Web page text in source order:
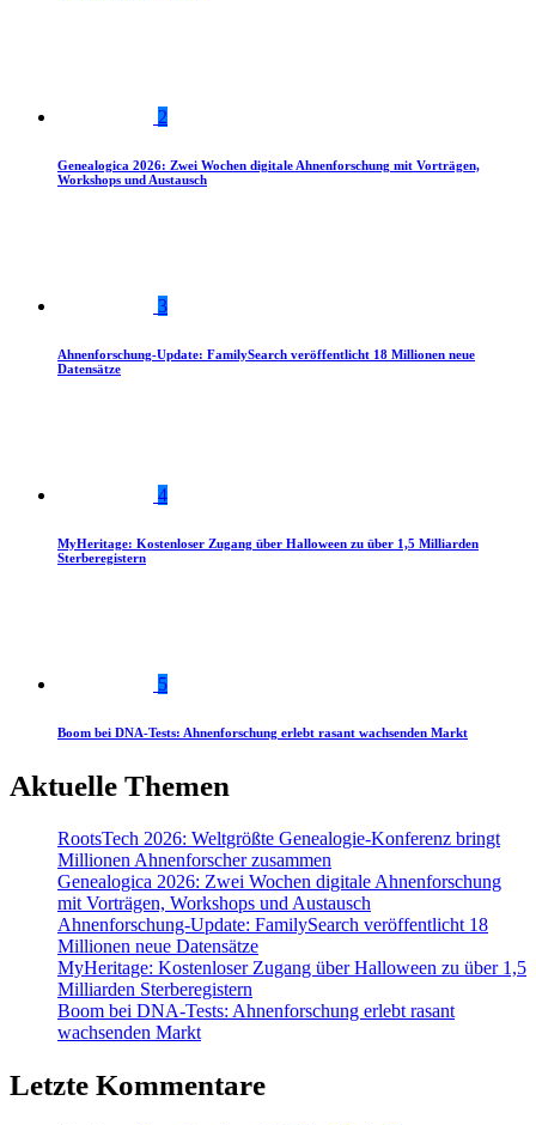
2
Genealogica 2026: Zwei Wochen digitale Ahnenforschung mit Vorträgen,
Workshops und Austausch
3
Ahnenforschung-Update: FamilySearch veröffentlicht 18 Millionen neue
Datensätze
4
MyHeritage: Kostenloser Zugang über Halloween zu über 1,5 Milliarden
Sterberegistern
5
Boom bei DNA-Tests: Ahnenforschung erlebt rasant wachsenden Markt
Aktuelle Themen
RootsTech 2026: Weltgrößte Genealogie-Konferenz bringt
Millionen Ahnenforscher zusammen
Genealogica 2026: Zwei Wochen digitale Ahnenforschung
mit Vorträgen, Workshops und Austausch
Ahnenforschung-Update: FamilySearch veröffentlicht 18
Millionen neue Datensätze
MyHeritage: Kostenloser Zugang über Halloween zu über 1,5
Milliarden Sterberegistern
Boom bei DNA-Tests: Ahnenforschung erlebt rasant
wachsenden Markt
Letzte Kommentare